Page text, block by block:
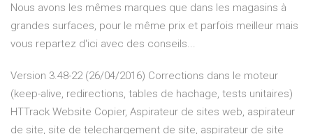
Nous avons les mêmes marques que dans les magasins à
grandes surfaces, pour le même prix et parfois meilleur mais
vous repartez d'ici avec des conseils...
Version 3.48-22 (26/04/2016) Corrections dans le moteur
(keep-alive, redirections, tables de hachage, tests unitaires)
HTTrack Website Copier, Aspirateur de sites web, aspirateur
de site, site de telechargement de site, aspirateur de site